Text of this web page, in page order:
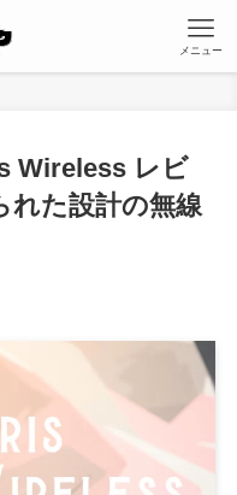
メニュー
Wireless レビ
れた設計の無線